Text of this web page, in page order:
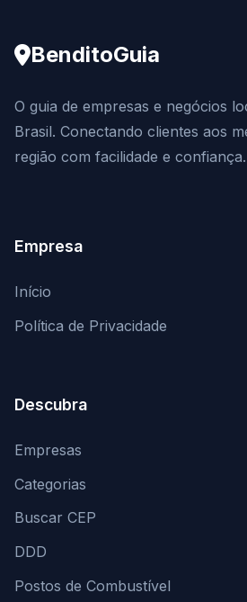
BenditoGuia
O guia de empresas e negócios
Brasil. Conectando clientes aos
região com facilidade e confiança.
Empresa
Início
Política de Privacidade
Descubra
Empresas
Categorias
Buscar CEP
DDD
Postos de Combustível